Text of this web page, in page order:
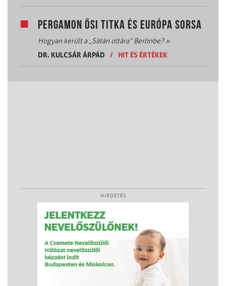
PERGAMON ŐSI TITKA ÉS EURÓPA SORSA
Hogyan került a „Sátán oltára” Berlinbe?»
DR. KULCSÁR ÁRPÁD
/ HIT ÉS ÉRTÉKEK
HIRDETÉS